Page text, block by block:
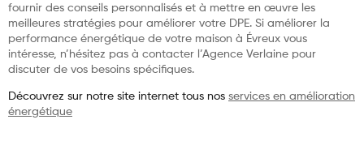
fournir des conseils personnalisés et à mettre en œuvre les
meilleures stratégies pour améliorer votre DPE. Si améliorer la
performance énergétique de votre maison à Évreux vous
intéresse, n’hésitez pas à contacter l’Agence Verlaine pour
discuter de vos besoins spécifiques.
Découvrez sur notre site internet tous nos services en amélioration
énergétique